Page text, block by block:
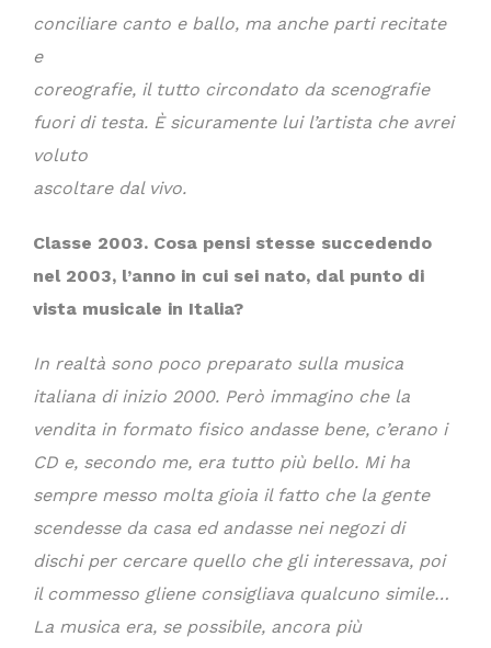
conciliare canto e ballo, ma anche parti recitate
e
coreografie, il tutto circondato da scenografie
fuori di testa. È sicuramente lui l’artista che avrei
voluto
ascoltare dal vivo.
Classe 2003. Cosa pensi stesse succedendo
nel 2003, l’anno in cui sei nato, dal punto di
vista musicale in Italia?
In realtà sono poco preparato sulla musica
italiana di inizio 2000. Però immagino che la
vendita in formato fisico andasse bene, c’erano i
CD e, secondo me, era tutto più bello. Mi ha
sempre messo molta gioia il fatto che la gente
scendesse da casa ed andasse nei negozi di
dischi per cercare quello che gli interessava, poi
il commesso gliene consigliava qualcuno simile…
La musica era, se possibile, ancora più